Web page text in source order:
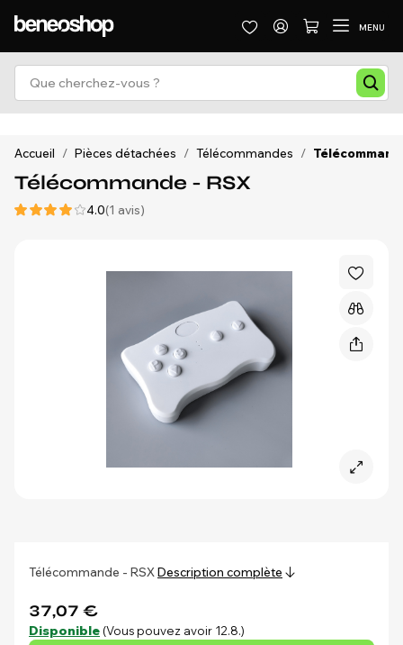
MENU
Accueil / Pièces détachées / Télécommandes /
Télécommande - RSX
4.0(1 avis)
Télécommande - RSX Description complète
37,07 €
Disponible (Vous pouvez avoir 12.8.)